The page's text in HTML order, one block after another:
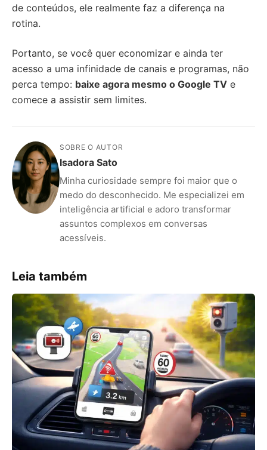
de conteúdos, ele realmente faz a diferença na
rotina.
Portanto, se você quer economizar e ainda ter
acesso a uma infinidade de canais e programas, não
perca tempo: baixe agora mesmo o Google TV e
comece a assistir sem limites.
SOBRE O AUTOR
Isadora Sato
Minha curiosidade sempre foi maior que o
medo do desconhecido. Me especializei em
inteligência artificial e adoro transformar
assuntos complexos em conversas
acessíveis.
Leia também